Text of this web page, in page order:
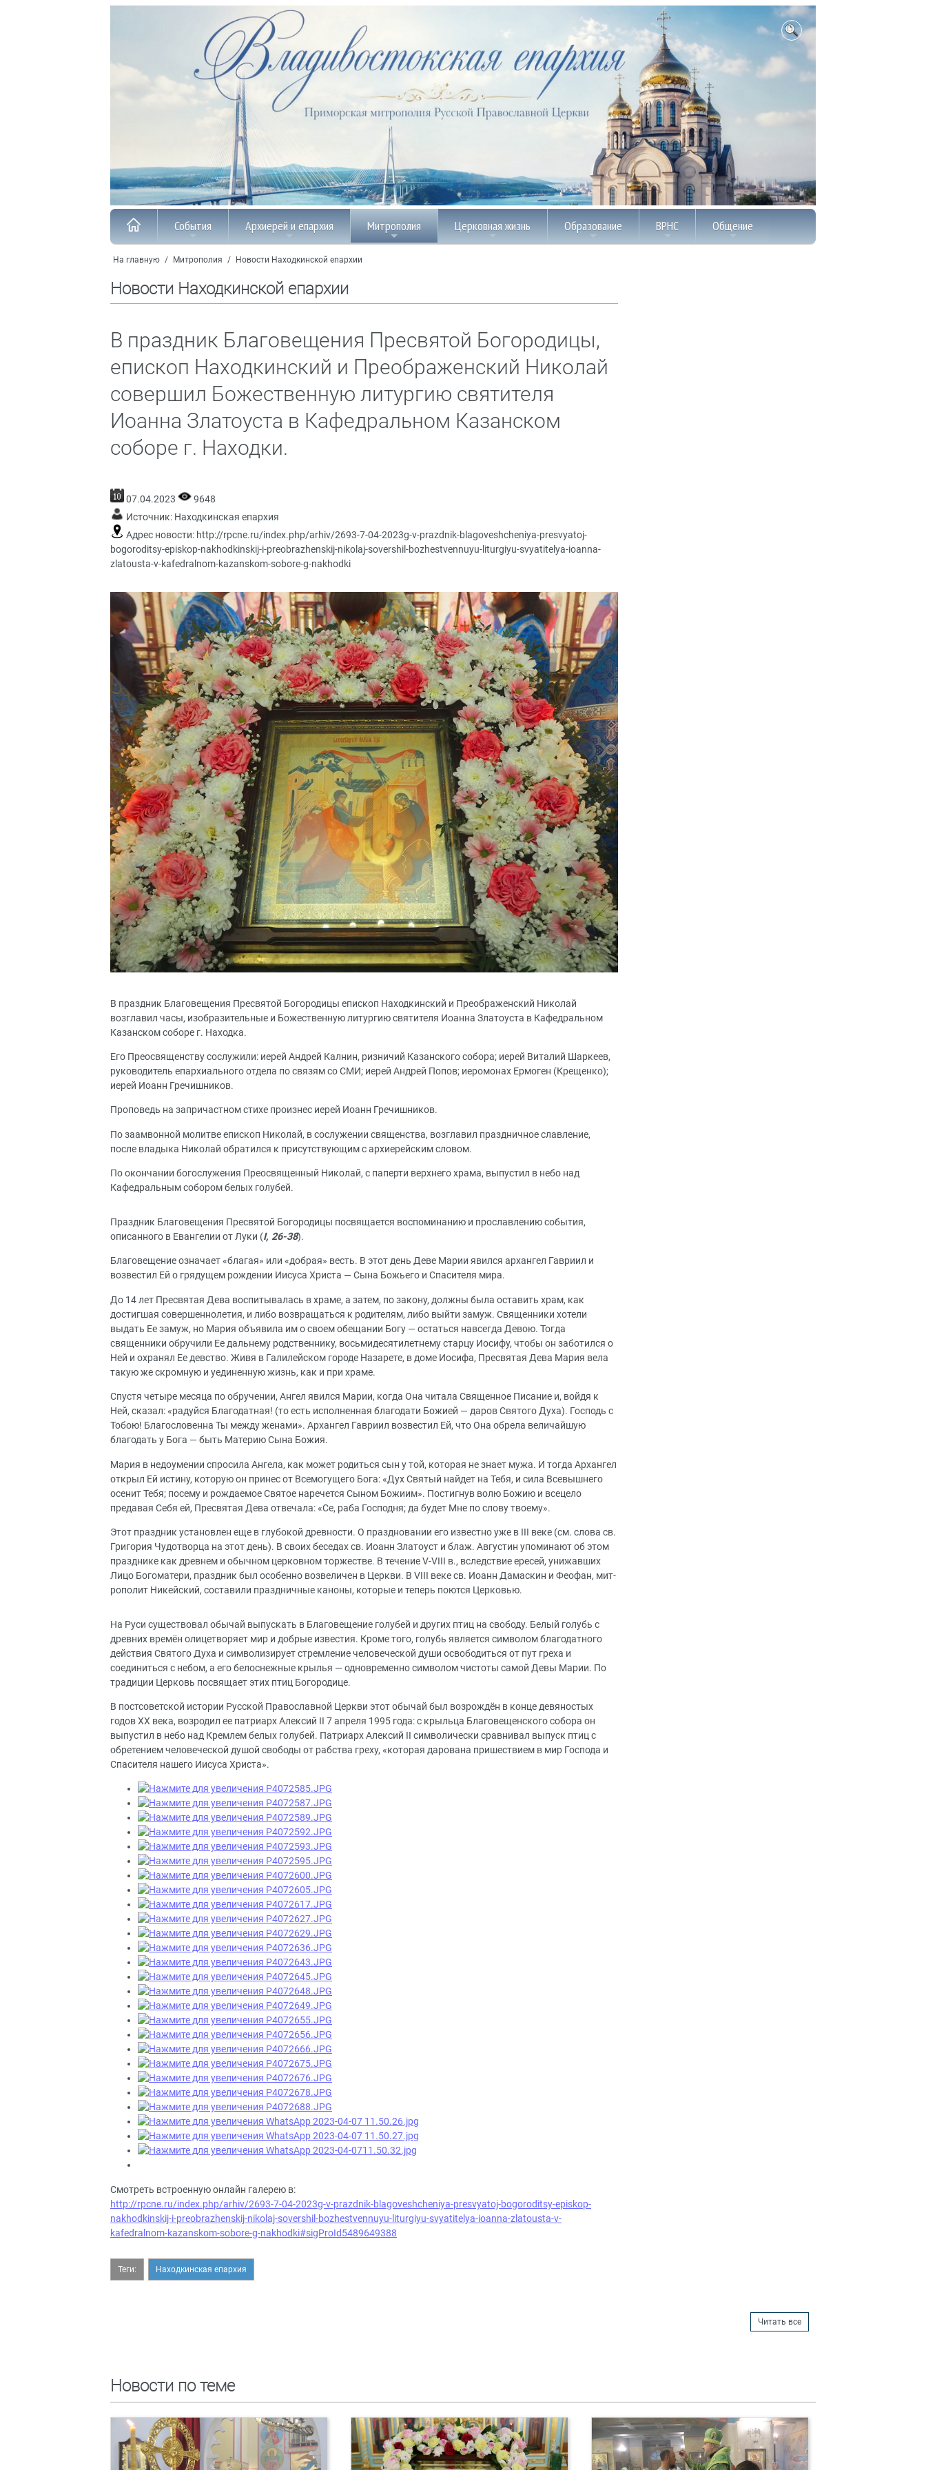
События Архиерей и епархия Митрополия Церковная жизнь Образование ВРНС Общение
На главную / Митрополия / Новости Находкинской епархии
Новости Находкинской епархии
В праздник Благовещения Пресвятой Богородицы,
епископ Находкинский и Преображенский Николай
совершил Божественную литургию святителя
Иоанна Златоуста в Кафедральном Казанском
соборе г. Находки.
07.04.2023
9648
Источник: Находкинская епархия
Адрес новости: http://rpcne.ru/index.php/arhiv/2693-7-04-2023g-v-prazdnik-blagoveshcheniya-presvyatoj-
bogoroditsy-episkop-nakhodkinskij-i-preobrazhenskij-nikolaj-sovershil-bozhestvennuyu-liturgiyu-svyatitelya-ioanna-
zlatousta-v-kafedralnom-kazanskom-sobore-g-nakhodki
В праздник Благовещения Пресвятой Богородицы епископ Находкинский и Преображенский Николай
возглавил часы, изобразительные и Божественную литургию святителя Иоанна Златоуста в Кафедральном
Казанском соборе г. Находка.
Его Преосвященству сослужили: иерей Андрей Калнин, ризничий Казанского собора; иерей Виталий Шаркеев,
руководитель епархиального отдела по связям со СМИ; иерей Андрей Попов; иеромонах Ермоген (Крещенко);
иерей Иоанн Гречишников.
Проповедь на запричастном стихе произнес иерей Иоанн Гречишников.
По заамвонной молитве епископ Николай, в сослужении священства, возглавил праздничное славление,
после владыка Николай обратился к присутствующим с архиерейским словом.
По окончании богослужения Преосвященный Николай, с паперти верхнего храма, выпустил в небо над
Кафедральным собором белых голубей.
Праздник Благовещения Пресвятой Богородицы посвящается воспоминанию и прославлению события,
описанного в Евангелии от Луки (I, 26-38).
Благовещение означает «благая» или «добрая» весть. В этот день Деве Марии явился архангел Гавриил и
возвестил Ей о грядущем рождении Иисуса Христа — Сына Божьего и Спасителя мира.
До 14 лет Пресвятая Дева воспитывалась в храме, а затем, по закону, должны была оставить храм, как
достигшая совершеннолетия, и либо возвращаться к родителям, либо выйти замуж. Священники хотели
выдать Ее замуж, но Мария объявила им о своем обещании Богу — остаться навсегда Девою. Тогда
священники обручили Ее дальнему родственнику, восьмидесятилетнему старцу Иосифу, чтобы он заботился о
Ней и охранял Ее девство. Живя в Галилейском городе Назарете, в доме Иосифа, Пресвятая Дева Мария вела
такую же скромную и уединенную жизнь, как и при храме.
Спустя четыре месяца по обручении, Ангел явился Марии, когда Она читала Священное Писание и, войдя к
Ней, сказал: «радуйся Благодатная! (то есть исполненная благодати Божией — даров Святого Духа). Господь с
Тобою! Благословенна Ты между женами». Архангел Гавриил возвестил Ей, что Она обрела величайшую
благодать у Бога — быть Материю Сына Божия.
Мария в недоумении спросила Ангела, как может родиться сын у той, которая не знает мужа. И тогда Архангел
открыл Ей истину, которую он принес от Всемогущего Бога: «Дух Святый найдет на Тебя, и сила Всевышнего
осенит Тебя; посему и рождаемое Святое наречется Сыном Божиим». Постигнув волю Божию и всецело
предавая Себя ей, Пресвятая Дева отвечала: «Се, раба Господня; да будет Мне по слову твоему».
Этот праздник установлен еще в глубокой древности. О праздновании его известно уже в III веке (см. слова св.
Григо­рия Чудотворца на этот день). В своих беседах св. Иоанн Злато­уст и блаж. Августин упоминают об этом
празднике как древнем и обычном церковном торжестве. В течение V-VIII в., вследствие ересей, унижавших
Лицо Богоматери, праздник был особенно воз­величен в Церкви. В VIII веке св. Иоанн Дамаскин и Феофан, мит­
рополит Никейский, составили праздничные каноны, которые и теперь поются Церковью.
На Руси существовал обычай выпускать в Благовещение голубей и других птиц на свободу. Белый голубь с
древних времён олицетворяет мир и добрые известия. Кроме того, голубь является символом благодатного
действия Святого Духа и символизирует стремление человеческой души освободиться от пут греха и
соединиться с небом, а его белоснежные крылья — одновременно символом чистоты самой Девы Марии. По
традиции Церковь посвящает этих птиц Богородице.
В постсоветской истории Русской Православной Церкви этот обычай был возрождён в конце девяностых
годов XX века, возродил ее патриарх Алексий II 7 апреля 1995 года: с крыльца Благовещенского собора он
выпустил в небо над Кремлем белых голубей. Патриарх Алексий II символически сравнивал выпуск птиц с
обретением человеческой душой свободы от рабства греху, «которая дарована пришествием в мир Господа и
Спасителя нашего Иисуса Христа».
Смотреть встроенную онлайн галерею в:
http://rpcne.ru/index.php/arhiv/2693-7-04-2023g-v-prazdnik-blagoveshcheniya-presvyatoj-bogoroditsy-episkop-
nakhodkinskij-i-preobrazhenskij-nikolaj-sovershil-bozhestvennuyu-liturgiyu-svyatitelya-ioanna-zlatousta-v-
kafedralnom-kazanskom-sobore-g-nakhodki#sigProId5489649388
Теги: Находкинская епархия
Читать все
Новости по теме